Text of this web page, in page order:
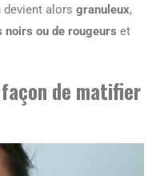
devient alors granuleux,
noirs ou de rougeurs et
de matifier